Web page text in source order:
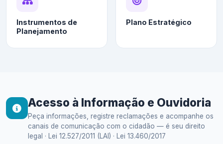
Instrumentos de
Planejamento
Plano Estratégico
Acesso à Informação e Ouvidoria
Peça informações, registre reclamações e acompanhe os
canais de comunicação com o cidadão — é seu direito
legal · Lei 12.527/2011 (LAI) · Lei 13.460/2017